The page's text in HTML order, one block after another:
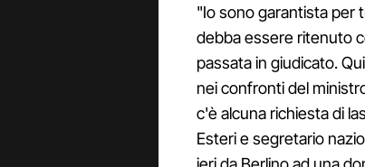
"Io sono garantista per
debba essere ritenuto
passata in giudicato.
nei confronti del
c'è alcuna richiesta di
Esteri e segretario